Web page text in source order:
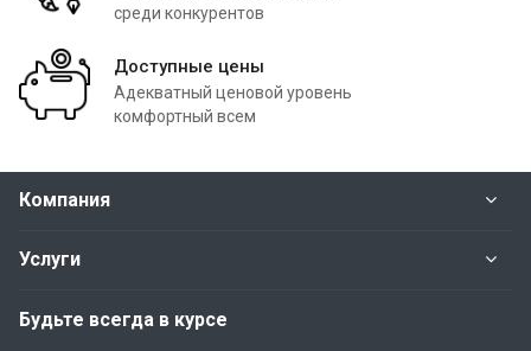
среди конкурентов
Доступные цены
Адекватный ценовой уровень
комфортный всем
Компания
Услуги
Будьте всегда в курсе